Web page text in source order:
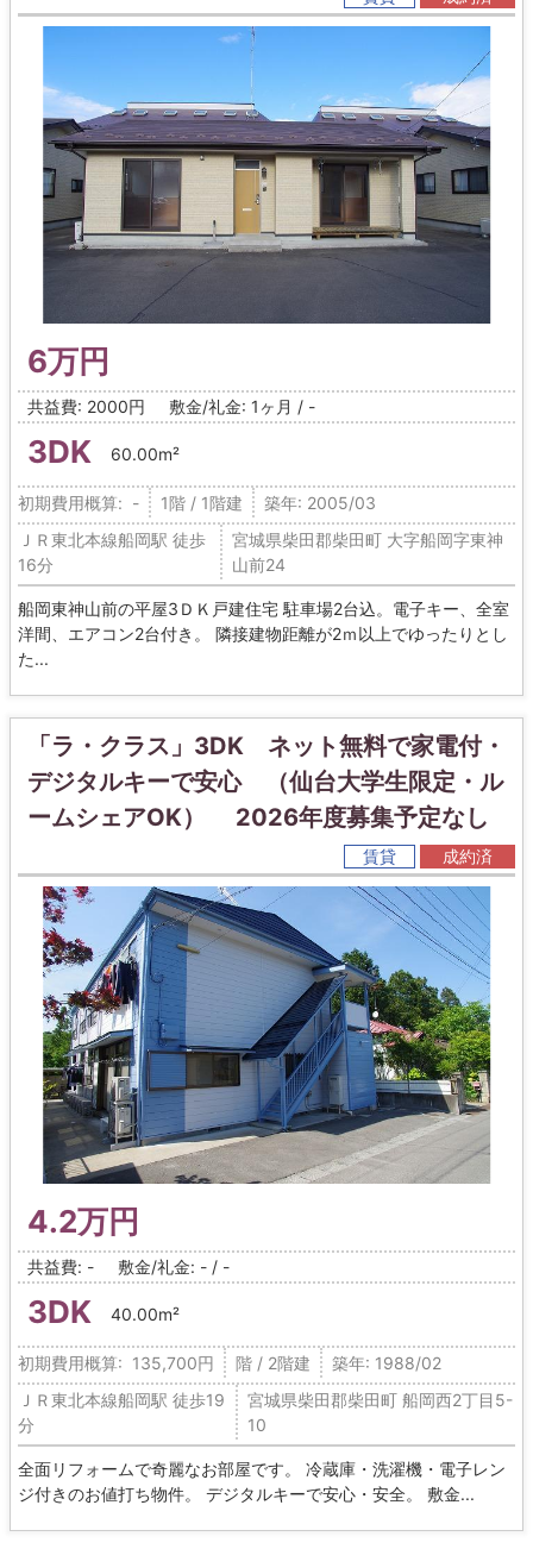
6万円
共益費: 2000円 敷金/礼金: 1ヶ月 / -
3DK 60.00m²
初期費用概算: - 1階 / 1階建
築年: 2005/03
ＪＲ東北本線船岡駅 徒歩
16分
宮城県柴田郡柴田町 大字船岡字東神
山前24
船岡東神山前の平屋3ＤＫ戸建住宅 駐車場2台込。電子キー、全室
洋間、エアコン2台付き。 隣接建物距離が2ｍ以上でゆったりとし
た...
「ラ・クラス」3DK ネット無料で家電付・
デジタルキーで安心 （仙台大学生限定・ル
ームシェアOK） 2026年度募集予定なし
賃貸 成約済
4.2万円
共益費: - 敷金/礼金: - / -
3DK 40.00m²
初期費用概算: 135,700円 階 / 2階建
築年: 1988/02
ＪＲ東北本線船岡駅 徒歩19
分
宮城県柴田郡柴田町 船岡西2丁目5-
10
全面リフォームで奇麗なお部屋です。 冷蔵庫・洗濯機・電子レン
ジ付きのお値打ち物件。 デジタルキーで安心・安全。 敷金...